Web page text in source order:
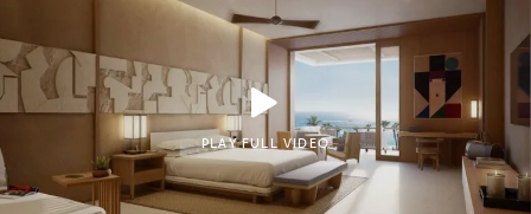
PLAY FULL VIDEO